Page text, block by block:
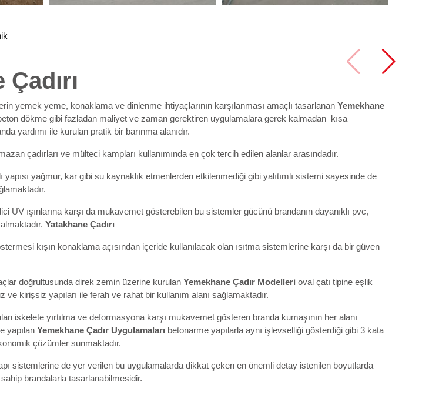
yemek yeme, konaklama ve dinlenme ihtiyaçlarının karşılanması amaçlı tasarlanan Yemekhane
dökme gibi fazladan maliyet ve zaman gerektiren uygulamalara gerek kalmadan kısa
yardımı ile kurulan pratik bir barınma alanıdır.
çadırları ve mülteci kampları kullanımında en çok tercih edilen alanlar arasındadır.
yapısı yağmur, kar gibi su kaynaklık etmenlerden etkilenmediği gibi yalıtımlı sistemi sayesinde de
UV ışınlarına karşı da mukavemet gösterebilen bu sistemler gücünü brandanın dayanıklı pvc,
Yatakhane Çadırı
kışın konaklama açısından içeride kullanılacak olan ısıtma sistemlerine karşı da bir güven
doğrultusunda direk zemin üzerine kurulan Yemekhane Çadır Modelleri oval çatı tipine eşlik
kirişsiz yapıları ile ferah ve rahat bir kullanım alanı sağlamaktadır.
iskelete yırtılma ve deformasyona karşı mukavemet gösteren branda kumaşının her alanı
yapılan Yemekhane Çadır Uygulamaları betonarme yapılarla aynı işlevselliği gösterdiği gibi 3 kata
çözümler sunmaktadır.
sistemlerine de yer verilen bu uygulamalarda dikkat çeken en önemli detay istenilen boyutlarda
brandalarla tasarlanabilmesidir.